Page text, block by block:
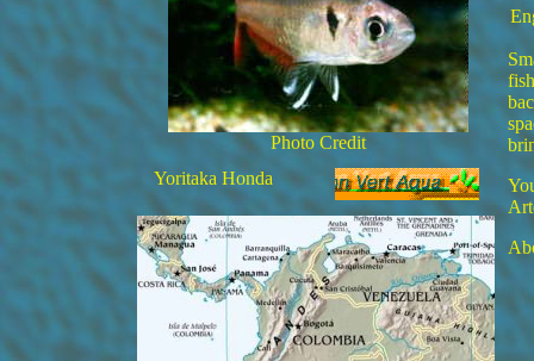
Photo Credit
Yoritaka Honda